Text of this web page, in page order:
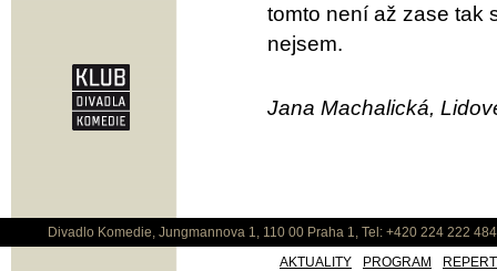
tomto není až zase tak
nejsem.
Jana Machalická,
Divadlo Komedie, Jungmannova 1, 110 00 Praha 1, Tel: +420 224 222
AKTUALITY
PROGRAM